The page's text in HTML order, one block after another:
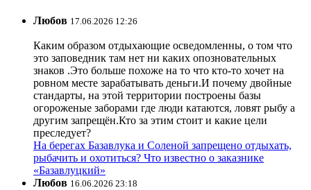
Любов 17.06.2026 12:26
Каким образом отдыхающие осведомленны, о том что
это заповедник там нет ни каких опозновательных
знаков .Это больше похоже на то что кто-то хочет на
ровном месте зарабатывать деньги.И почему двойные
стандарты, на этой территории построены базы
огороженые заборами где люди катаются, ловят рыбу а
другим запрещён.Кто за этим стоит и какие цели
преследует?
На берегах Базавлука и Соленой запрещено отдыхать,
рыбачить и охотиться? Что известно о заказнике
«Базавлуцкий»
Любов 16.06.2026 23:18